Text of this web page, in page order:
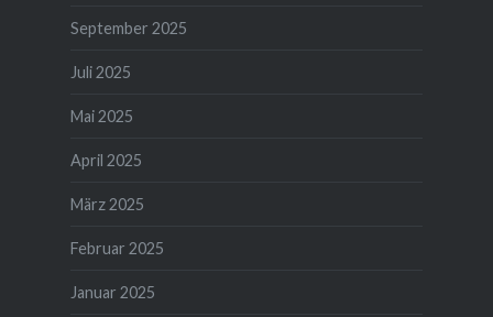
September 2025
Juli 2025
Mai 2025
April 2025
März 2025
Februar 2025
Januar 2025